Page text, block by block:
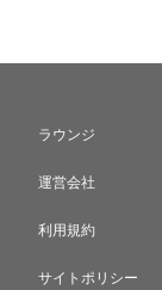
ラウンジ
運営会社
利用規約
サイトポリシー